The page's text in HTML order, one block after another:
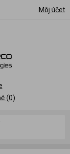
Môj účet
(0)